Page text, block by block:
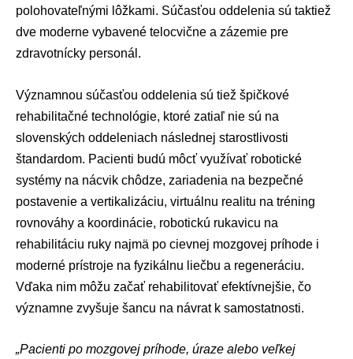
polohovateľnými lôžkami. Súčasťou oddelenia sú taktiež
dve moderne vybavené telocvične a zázemie pre
zdravotnícky personál.
Významnou súčasťou oddelenia sú tiež špičkové
rehabilitačné technológie, ktoré zatiaľ nie sú na
slovenských oddeleniach následnej starostlivosti
štandardom. Pacienti budú môcť využívať robotické
systémy na nácvik chôdze, zariadenia na bezpečné
postavenie a vertikalizáciu, virtuálnu realitu na tréning
rovnováhy a koordinácie, robotickú rukavicu na
rehabilitáciu ruky najmä po cievnej mozgovej príhode i
moderné prístroje na fyzikálnu liečbu a regeneráciu.
Vďaka nim môžu začať rehabilitovať efektívnejšie, čo
významne zvyšuje šancu na návrat k samostatnosti.
„Pacienti po mozgovej príhode, úraze alebo veľkej